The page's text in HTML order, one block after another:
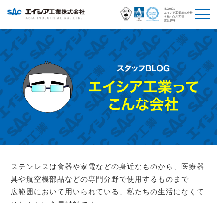
ISO9001
エイシア工業株式会社
本社・白井工場
認証取得
ステンレスは食器や家電などの身近なものから、医療器
具や航空機部品などの専門分野で使用するものまで
広範囲において用いられている、私たちの生活になくて